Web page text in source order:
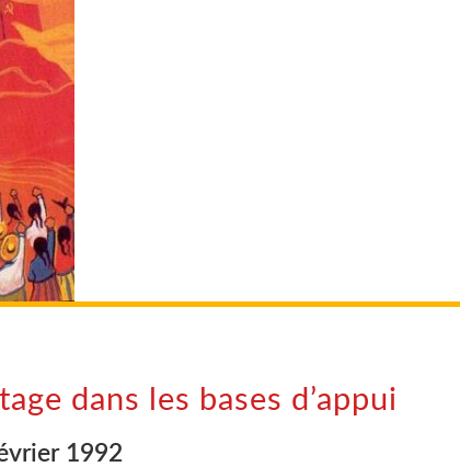
dans les bases d’appui
1992